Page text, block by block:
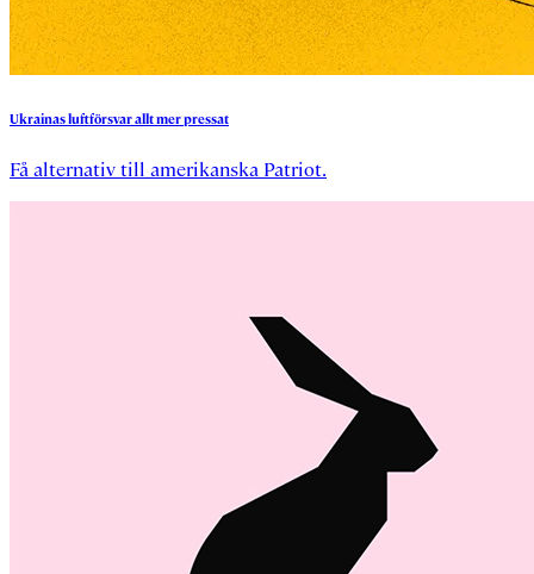
Ukrainasluftförsvaralltmerpressat
Få alternativ till amerikanska Patriot.